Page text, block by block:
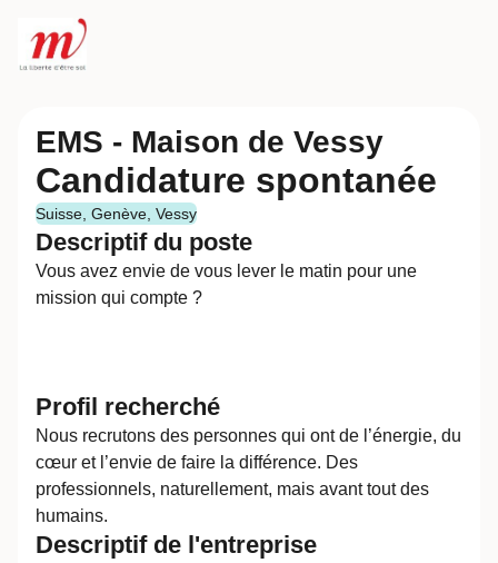
EMS - Maison de Vessy
Candidature spontanée
Suisse, Genève, Vessy
Descriptif du poste
Vous avez envie de vous lever le matin pour une
mission qui compte ?
Profil recherché
Nous recrutons des personnes qui ont de l’énergie, du
cœur et l’envie de faire la différence. Des
professionnels, naturellement, mais avant tout des
humains.
Descriptif de l'entreprise